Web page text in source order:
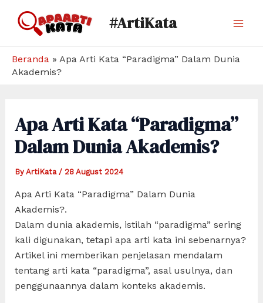
#ArtiKata
Beranda » Apa Arti Kata “Paradigma” Dalam Dunia
Akademis?
Apa Arti Kata “Paradigma”
Dalam Dunia Akademis?
By ArtiKata / 28 August 2024
Apa Arti Kata “Paradigma” Dalam Dunia
Akademis?.
Dalam dunia akademis, istilah “paradigma” sering
kali digunakan, tetapi apa arti kata ini sebenarnya?
Artikel ini memberikan penjelasan mendalam
tentang arti kata “paradigma”, asal usulnya, dan
penggunaannya dalam konteks akademis.